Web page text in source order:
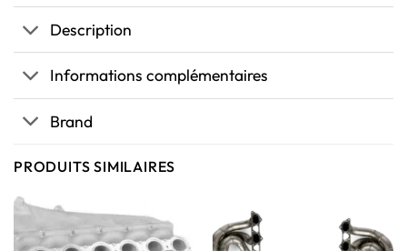
Description
Informations complémentaires
Brand
PRODUITS SIMILAIRES